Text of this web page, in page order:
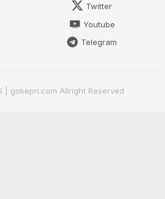
Twitter
Youtube
Telegram
gokepri.com Allright Reserved